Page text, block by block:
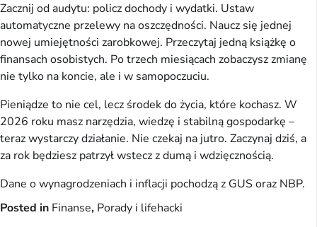
Zacznij od audytu: policz dochody i wydatki. Ustaw
automatyczne przelewy na oszczędności. Naucz się jednej
nowej umiejętności zarobkowej. Przeczytaj jedną książkę o
finansach osobistych. Po trzech miesiącach zobaczysz zmianę
nie tylko na koncie, ale i w samopoczuciu.
Pieniądze to nie cel, lecz środek do życia, które kochasz. W
2026 roku masz narzędzia, wiedzę i stabilną gospodarkę –
teraz wystarczy działanie. Nie czekaj na jutro. Zaczynaj dziś, a
za rok będziesz patrzył wstecz z dumą i wdzięcznością.
Dane o wynagrodzeniach i inflacji pochodzą z GUS oraz NBP.
Posted in Finanse, Porady i lifehacki